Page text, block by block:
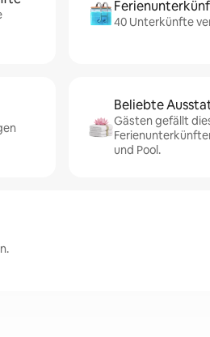
40 Unterkünfte
Beliebte
Gästen gefällt
und Pool.